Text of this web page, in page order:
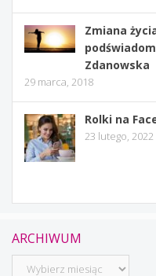
Zmiana
Zdanowska
29 marca, 2018
Rolki na
23 lutego, 2022
ARCHIWUM
Archiwum